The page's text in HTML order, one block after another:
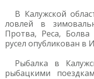
В Калужской
ловлей в
Протва, Реса, Болва
русел опубликован в
Рыбалка в
рыбацкими